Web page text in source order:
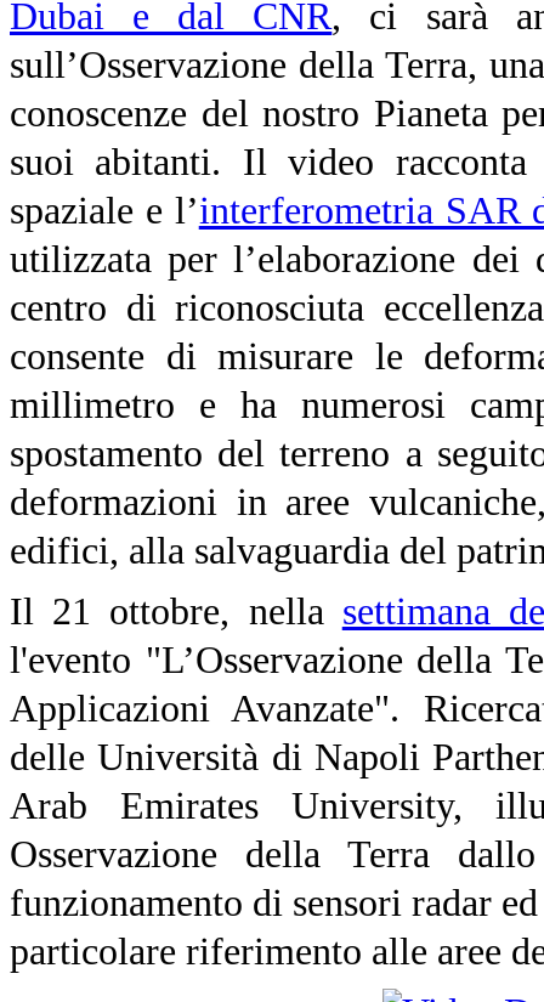
Dubai e dal CNR, ci sarà
sull’Osservazione della Terra,
conoscenze del nostro Pianeta
suoi abitanti. Il video
spaziale e l’interferometria SAR
utilizzata per l’elaborazione
centro di riconosciuta
consente di misurare le
millimetro e ha numerosi
spostamento del terreno a
deformazioni in aree
edifici, alla salvaguardia del
Il 21 ottobre, nella settimana
l'evento "L’Osservazione della
Applicazioni Avanzate".
delle Università di Napoli
Arab Emirates University,
Osservazione della Terra
funzionamento di sensori radar
particolare riferimento alle aree